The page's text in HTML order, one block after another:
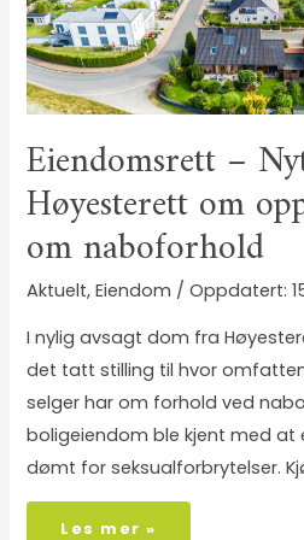
Eiendomsrett –
Høyesterett om
om naboforhold
Aktuelt, Eiendom /
I nylig avsagt dom fra
det tatt stilling til hvor
selger har om forhold ved
boligeiendom ble kjent med
dømt for seksualforbrytelser.
Les mer »